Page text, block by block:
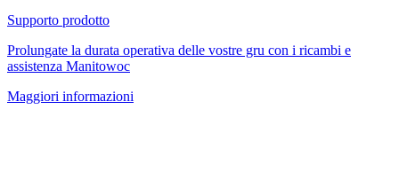
Supporto prodotto
Prolungate la durata operativa delle vostre gru con i ricambi e
assistenza Manitowoc
Maggiori informazioni